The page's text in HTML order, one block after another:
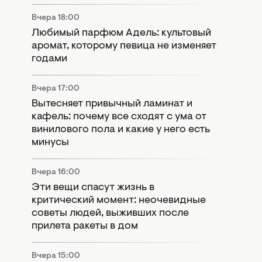
Вчера 18:00
Любимый парфюм Адель: культовый
аромат, которому певица не изменяет
годами
Вчера 17:00
Вытесняет привычный ламинат и
кафель: почему все сходят с ума от
винилового пола и какие у него есть
минусы
Вчера 16:00
Эти вещи спасут жизнь в
критический момент: неочевидные
советы людей, выживших после
прилета ракеты в дом
Вчера 15:00